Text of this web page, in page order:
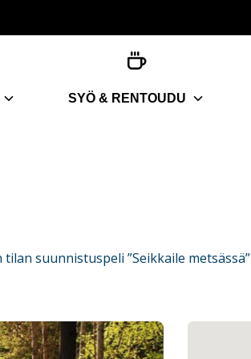
SYÖ & RENTOUDU
tilan suunnistuspeli ”Seikkaile metsässä”